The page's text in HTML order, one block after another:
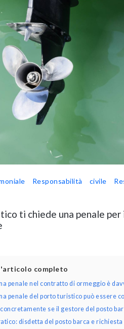
Responsabilità civile
ti chiede una penale
completo
penale nel contratto di ormeggio è
penale del porto turistico può essere
se il gestore del posto
disdetta del posto barca e